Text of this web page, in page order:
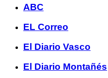
ABC
EL Correo
El Diario Vasco
El Diario Montañés